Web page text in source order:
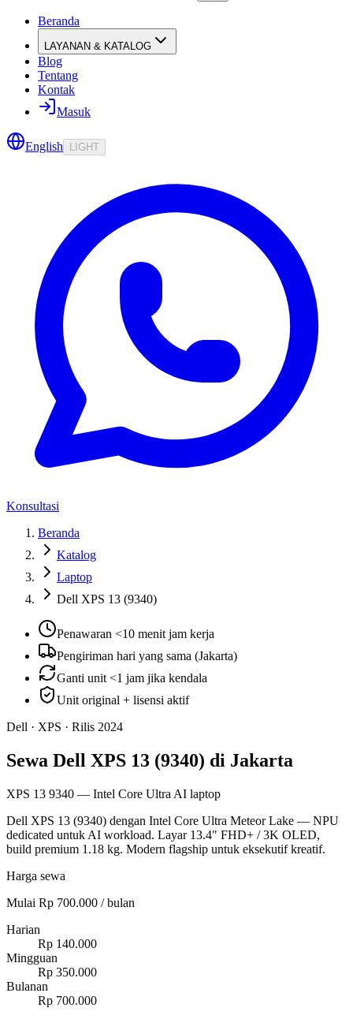
Beranda
LAYANAN & KATALOG
Blog
Tentang
Kontak
Masuk
English LIGHT
Konsultasi
Beranda
Katalog
Laptop
Dell XPS 13 (9340)
Penawaran <10 menit jam kerja
Pengiriman hari yang sama (Jakarta)
Ganti unit <1 jam jika kendala
Unit original + lisensi aktif
Dell · XPS · Rilis 2024
Sewa Dell XPS 13 (9340) di Jakarta
XPS 13 9340 — Intel Core Ultra AI laptop
Dell XPS 13 (9340) dengan Intel Core Ultra Meteor Lake — NPU
dedicated untuk AI workload. Layar 13.4" FHD+ / 3K OLED,
build premium 1.18 kg. Modern flagship untuk eksekutif kreatif.
Harga sewa
Mulai Rp 700.000 / bulan
Harian
Rp 140.000
Mingguan
Rp 350.000
Bulanan
Rp 700.000